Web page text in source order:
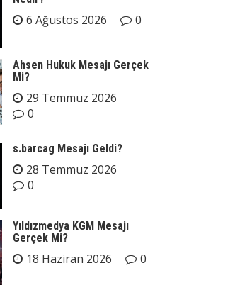
6 Ağustos 2026 0
Ahsen Hukuk Mesajı Gerçek
Mi?
29 Temmuz 2026
0
s.barcag Mesajı Geldi?
28 Temmuz 2026
0
Yıldızmedya KGM Mesajı
Gerçek Mi?
18 Haziran 2026 0